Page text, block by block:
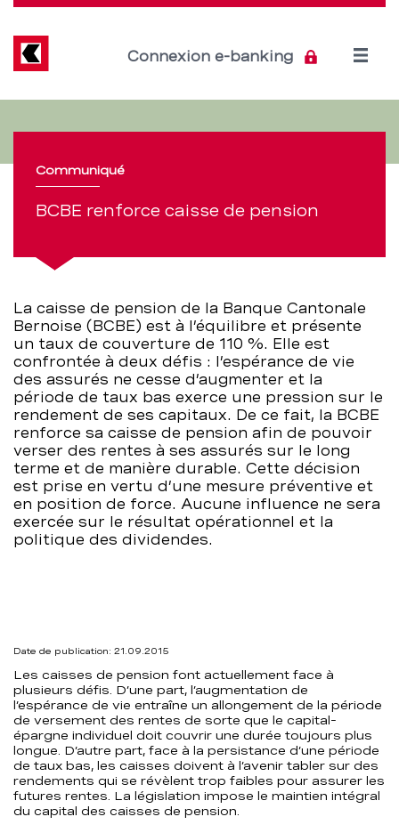
BCBE
renforce
caisse
de
pension
–
BCBE
Direkt
Inhalt
Connexion e-banking
Open
navigation
Communiqué
BCBE renforce caisse de pension
La caisse de pension de la Banque Cantonale
Bernoise (BCBE) est à l’équilibre et présente
un taux de couverture de 110 %. Elle est
confrontée à deux défis : l’espérance de vie
des assurés ne cesse d’augmenter et la
période de taux bas exerce une pression sur le
rendement de ses capitaux. De ce fait, la BCBE
renforce sa caisse de pension afin de pouvoir
verser des rentes à ses assurés sur le long
terme et de manière durable. Cette décision
est prise en vertu d’une mesure préventive et
en position de force. Aucune influence ne sera
exercée sur le résultat opérationnel et la
politique des dividendes.
Date de publication: 21.09.2015
Les caisses de pension font actuellement face à
plusieurs défis. D’une part, l’augmentation de
l’espérance de vie entraîne un allongement de la période
de versement des rentes de sorte que le capital-
épargne individuel doit couvrir une durée toujours plus
longue. D’autre part, face à la persistance d’une période
de taux bas, les caisses doivent à l’avenir tabler sur des
rendements qui se révèlent trop faibles pour assurer les
futures rentes. La législation impose le maintien intégral
du capital des caisses de pension.